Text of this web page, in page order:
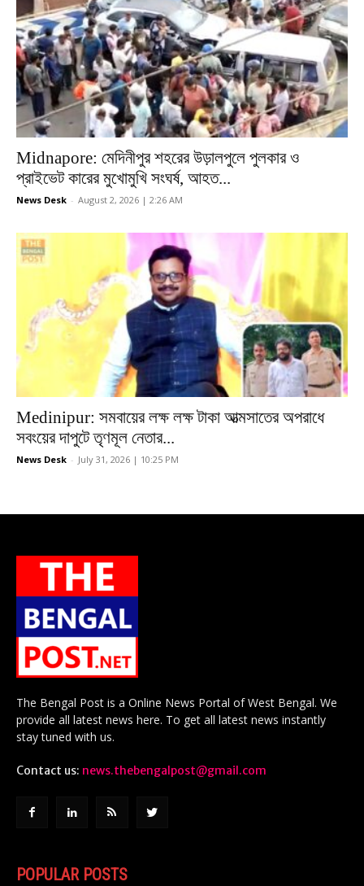
Midnapore: মেদিনীপুর শহরের উড়ালপুলে পুলকার ও
প্রাইভেট কারের মুখোমুখি সংঘর্ষ, আহত...
News Desk - August 2, 2026 | 2:26 AM
Medinipur: সমবায়ের লক্ষ লক্ষ টাকা আত্মসাতের অপরাধে
সবংয়ের দাপুটে তৃণমূল নেতার...
News Desk - July 31, 2026 | 10:25 PM
The Bengal Post is a Online News Portal of West Bengal. We
provide all latest news here. To get all latest news instantly
stay tuned with us.
Contact us: news.thebengalpost@gmail.com
POPULAR POSTS